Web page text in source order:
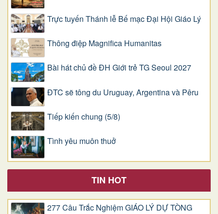
Trực tuyến Thánh lễ Bế mạc Đại Hội Giáo Lý
Thông điệp Magnifica Humanitas
Bài hát chủ đề ĐH Giới trẻ TG Seoul 2027
ĐTC sẽ tông du Uruguay, Argentina và Pêru
Tiếp kiến chung (5/8)
Tình yêu muôn thuở
TIN HOT
277 Câu Trắc Nghiệm GIÁO LÝ DỰ TÒNG